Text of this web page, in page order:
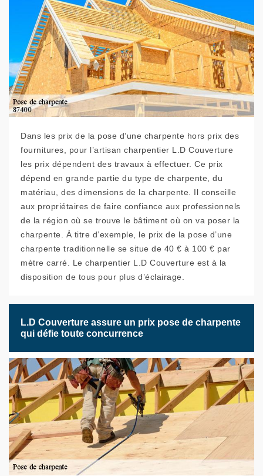
Dans les prix de la pose d’une charpente hors prix des
fournitures, pour l’artisan charpentier L.D Couverture
les prix dépendent des travaux à effectuer. Ce prix
dépend en grande partie du type de charpente, du
matériau, des dimensions de la charpente. Il conseille
aux propriétaires de faire confiance aux professionnels
de la région où se trouve le bâtiment où on va poser la
charpente. À titre d’exemple, le prix de la pose d’une
charpente traditionnelle se situe de 40 € à 100 € par
mètre carré. Le charpentier L.D Couverture est à la
disposition de tous pour plus d’éclairage.
L.D Couverture assure un prix pose de charpente
qui défie toute concurrence